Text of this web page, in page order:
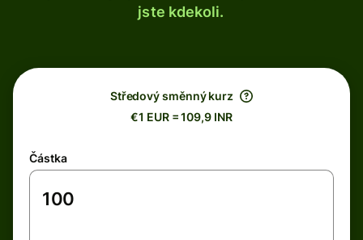
jste kdekoli.
Středový směnný kurz
€1 EUR = 109,9 INR
Částka